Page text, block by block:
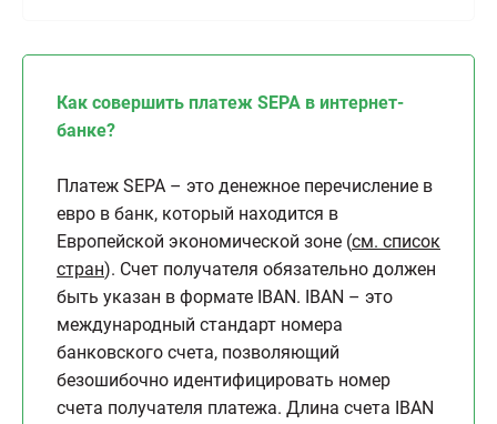
Как совершить платеж SEPA в интернет-
банке?
Платеж SEPA – это денежное перечисление в
евро в банк, который находится в
Европейской экономической зоне (см. список
стран). Счет получателя обязательно должен
быть указан в формате IBAN. IBAN – это
международный стандарт номера
банковского счета, позволяющий
безошибочно идентифицировать номер
счета получателя платежа. Длина счета IBAN